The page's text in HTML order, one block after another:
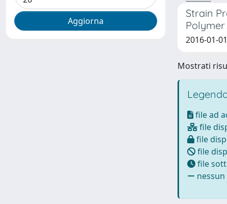
Strain
2016-01-
Mostrati
file ad
file
file
file
file